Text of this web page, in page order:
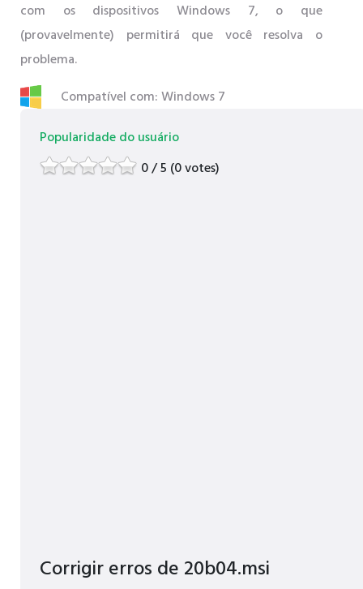
com os dispositivos Windows 7, o que
(provavelmente) permitirá que você resolva o
problema.
Compatível com: Windows 7
Popularidade do usuário
0 / 5 (0 votes)
Corrigir erros de 20b04.msi